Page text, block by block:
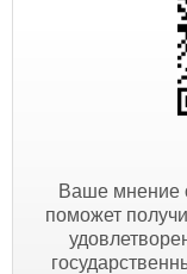
Ваше мнение
поможет